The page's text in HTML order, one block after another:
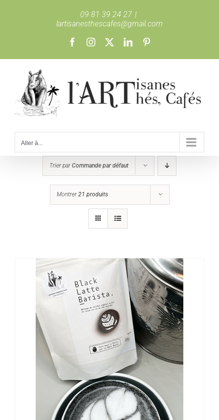
09 81 39 24 27 |
lartisanesthescafes@gmail.com
FacebookInstagram LinkedIn
Aller à...
Trier parCommande par défaut
Montrer21 produits